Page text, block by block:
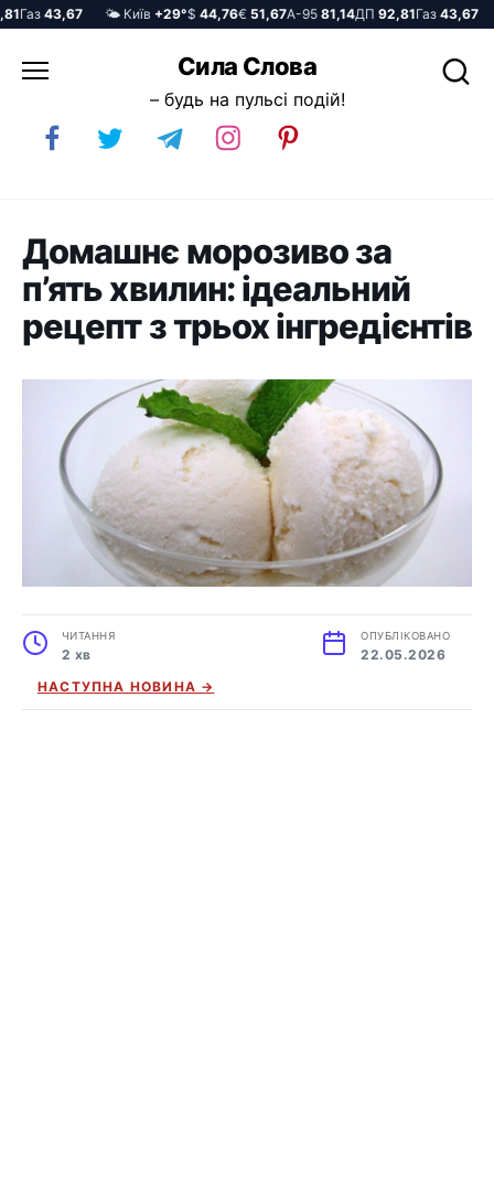
Газ43,67 🌤️ Київ+29°$44,76€51,67А-9581,14ДП92,81Газ43,67
до
Сила Слова
– будь на пульсі подій!
Домашнє морозиво за
п’ять хвилин: ідеальний
рецепт з трьох інгредієнтів
ЧИТАННЯ
2 хв
ОПУБЛІКОВАНО
22.05.2026
НАСТУПНА НОВИНА →